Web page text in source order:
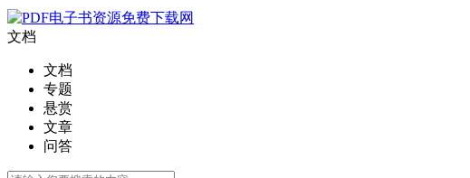
文档
文档
专题
悬赏
文章
问答